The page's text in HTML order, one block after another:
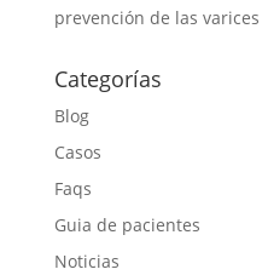
prevención de las varices
Categorías
Blog
Casos
Faqs
Guia de pacientes
Noticias